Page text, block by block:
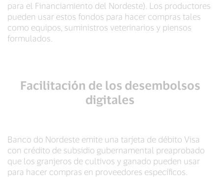
para el Financiamiento del Nordeste). Los productores
pueden usar estos fondos para hacer compras tales
como equipos, suministros veterinarios y piensos
formulados.
Facilitación de los desembolsos
digitales
Banco do Nordeste emite una tarjeta de débito Visa
con crédito de subsidio gubernamental preaprobado
que los granjeros de cultivos y ganado pueden usar
para hacer compras en proveedores específicos.